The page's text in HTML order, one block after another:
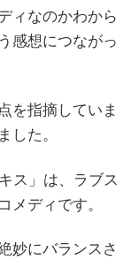
ィなのかわから
感想につながっ
を指摘していま
した。
ス」は、ラブス
メディです。
妙にバランスさ